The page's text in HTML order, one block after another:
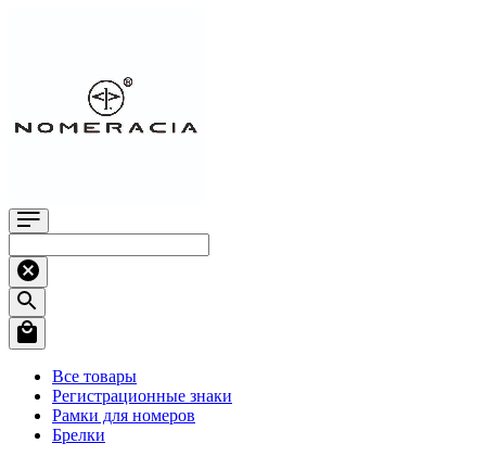
Все товары
Регистрационные знаки
Рамки для номеров
Брелки